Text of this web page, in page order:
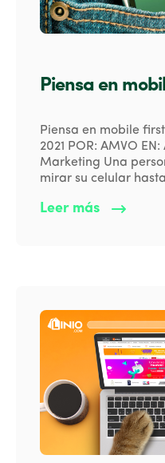
Piensa en
Piensa en mobile
2021 POR: AMVO
Marketing Una
mirar su celular hasta
Leer más